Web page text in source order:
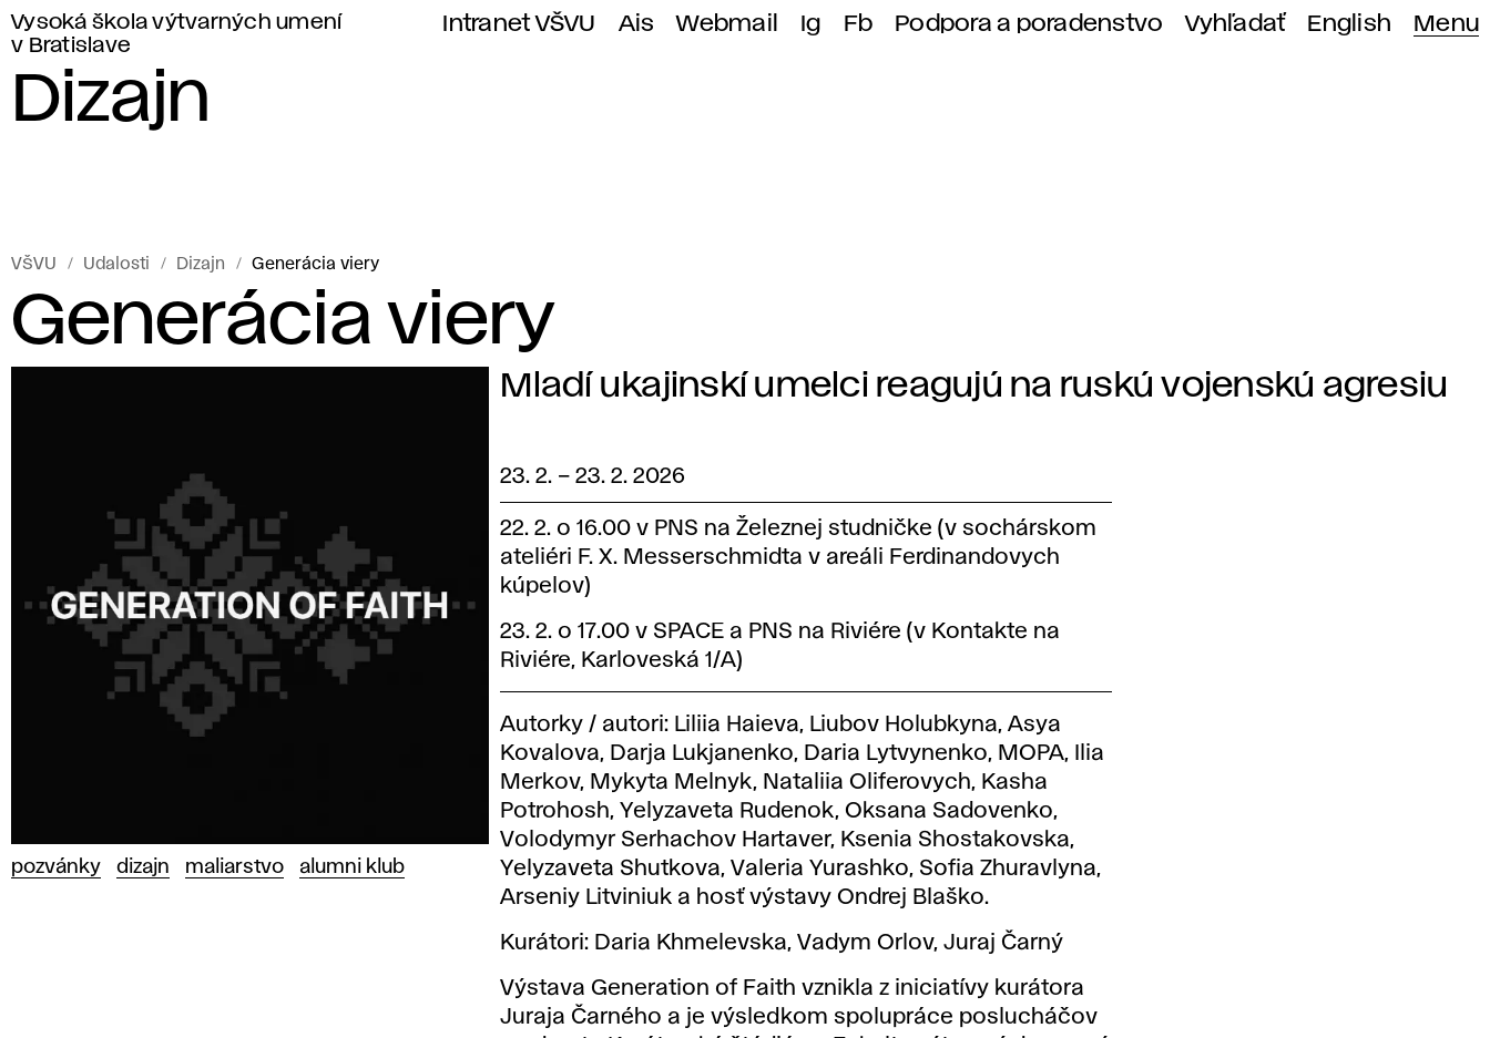
Vysoká škola výtvarných umení
v Bratislave
Intranet VŠVU Ais Webmail Ig Fb Podpora a poradenstvo Vyhľadať English Menu
Dizajn
VŠVU Udalosti Dizajn Generácia viery
Generácia viery
pozvánky dizajn maliarstvo alumni klub
Mladí ukajinskí umelci reagujú na ruskú vojenskú agresiu
23. 2. –23. 2. 2026
22. 2. o 16.00 v PNS na Železnej studničke (v sochárskom
ateliéri F. X. Messerschmidta v areáli Ferdinandovych
kúpelov)
23. 2. o 17.00 v SPACE a PNS na Riviére (v Kontakte na
Riviére, Karloveská 1/A)
Autorky / autori: Liliia Haieva, Liubov Holubkyna, Asya
Kovalova, Darja Lukjanenko, Daria Lytvynenko, MOPA, Ilia
Merkov, Mykyta Melnyk, Nataliia Oliferovych, Kasha
Potrohosh, Yelyzaveta Rudenok, Oksana Sadovenko,
Volodymyr Serhachov Hartaver, Ksenia Shostakovska,
Yelyzaveta Shutkova, Valeria Yurashko, Sofia Zhuravlyna,
Arseniy Litviniuk a hosť výstavy Ondrej Blaško.
Kurátori: Daria Khmelevska, Vadym Orlov, Juraj Čarný
Výstava Generation of Faith vznikla z iniciatívy kurátora
Juraja Čarného a je výsledkom spolupráce poslucháčov